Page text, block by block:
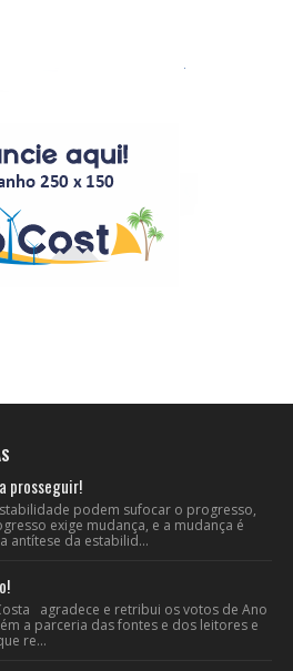
prosseguir!
podem sufocar o progresso,
exige mudança, e a mudança é
antítese da estabilid...
agradece e retribui os votos de Ano
a parceria das fontes e dos leitores e
re...